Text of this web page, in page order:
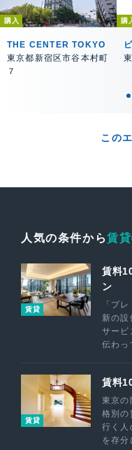
購入
THE CENTER TOKYO
東京都新宿区市谷本村町
７
購
この
人気の条件から賃
賃貸
賃料
ン
「プ
新の
サービ
伝わっ
賃貸
賃料
東京の
格別の
行く人
を存分